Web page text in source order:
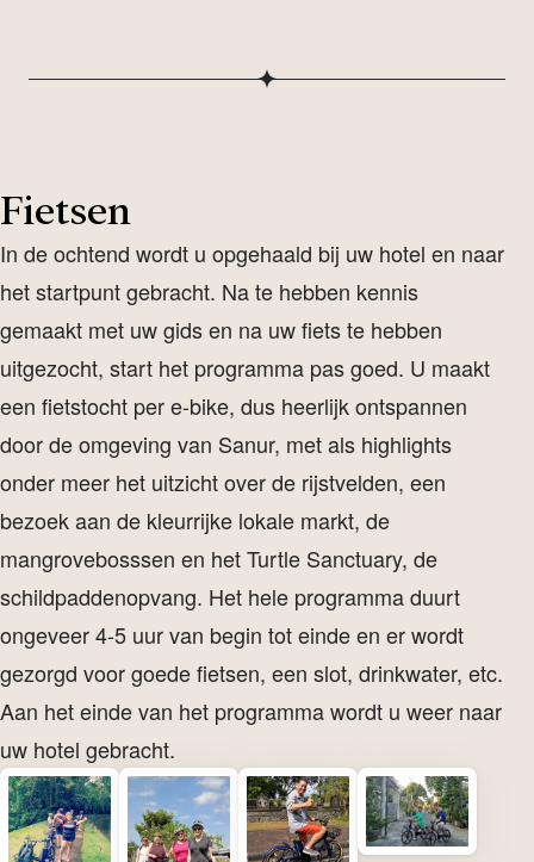
Fietsen
In de ochtend wordt u opgehaald bij uw hotel en naar
het startpunt gebracht. Na te hebben kennis
gemaakt met uw gids en na uw fiets te hebben
uitgezocht, start het programma pas goed. U maakt
een fietstocht per e-bike, dus heerlijk ontspannen
door de omgeving van Sanur, met als highlights
onder meer het uitzicht over de rijstvelden, een
bezoek aan de kleurrijke lokale markt, de
mangrovebosssen en het Turtle Sanctuary, de
schildpaddenopvang. Het hele programma duurt
ongeveer 4-5 uur van begin tot einde en er wordt
gezorgd voor goede fietsen, een slot, drinkwater, etc.
Aan het einde van het programma wordt u weer naar
uw hotel gebracht.